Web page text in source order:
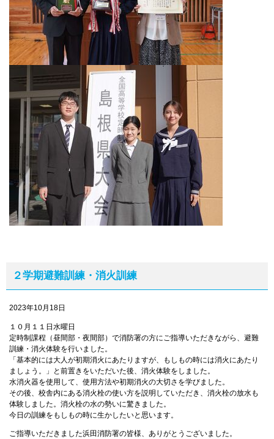
２学期避難訓練・消火訓練
2023年10月18日
１０月１１日水曜日
定時制課程（昼間部・夜間部）で消防署の方にご指導いただきながら、避難
訓練・消火体験を行いました。
「基本的には大人が初期消火にあたりますが、もしもの時には消火にあたり
ましょう。」と前置きをいただいた後、消火体験をしました。
水消火器を使用して、使用方法や初期消火の大切さを学びました。
その後、校舎内にある消火栓の使い方を説明していただき、消火栓の放水も
体験しました。消火栓の水の勢いに驚きました。
今日の訓練をもしもの時に生かしたいと思います。
ご指導いただきました浜田消防署の皆様、ありがとうございました。